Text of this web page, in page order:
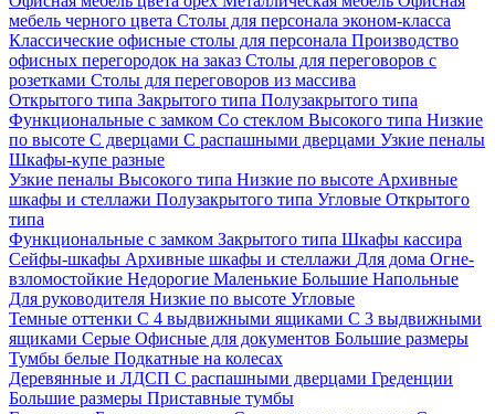
мебель черного цвета Столы для персонала эконом-класса
Классические офисные столы для персонала Производство
офисных перегородок на заказ Столы для переговоров с
розетками Столы для переговоров из массива
Открытого типа Закрытого типа Полузакрытого типа
Функциональные с замком Со стеклом Высокого типа Низкие
по высоте С дверцами С распашными дверцами Узкие пеналы
Шкафы-купе разные
Узкие пеналы Высокого типа Низкие по высоте Архивные
шкафы и стеллажи Полузакрытого типа Угловые Открытого
типа
Функциональные с замком Закрытого типа Шкафы кассира
Сейфы-шкафы Архивные шкафы и стеллажи Для дома Огне-
взломостойкие Недорогие Маленькие Большие Напольные
Для руководителя Низкие по высоте Угловые
Темные оттенки С 4 выдвижными ящиками С 3 выдвижными
ящиками Серые Офисные для документов Большие размеры
Тумбы белые Подкатные на колесах
Деревянные и ЛДСП С распашными дверцами Греденции
Большие размеры Приставные тумбы